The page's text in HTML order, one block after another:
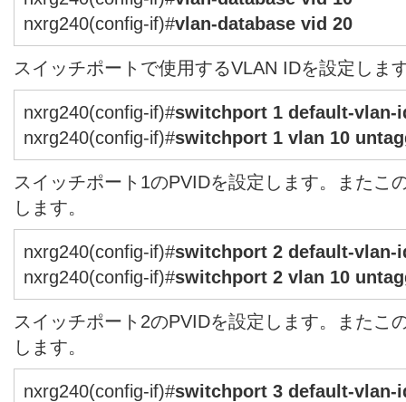
nxrg240(config-if)#vlan-database vid 20
スイッチポートで使用するVLAN IDを設定しま
nxrg240(config-if)#switchport 1 default-vlan-
nxrg240(config-if)#switchport 1 vlan 10
スイッチポート1のPVIDを設定します。またこ
します。
nxrg240(config-if)#switchport 2 default-vlan-
nxrg240(config-if)#switchport 2 vlan 10
スイッチポート2のPVIDを設定します。またこ
します。
nxrg240(config-if)#switchport 3 default-vlan-